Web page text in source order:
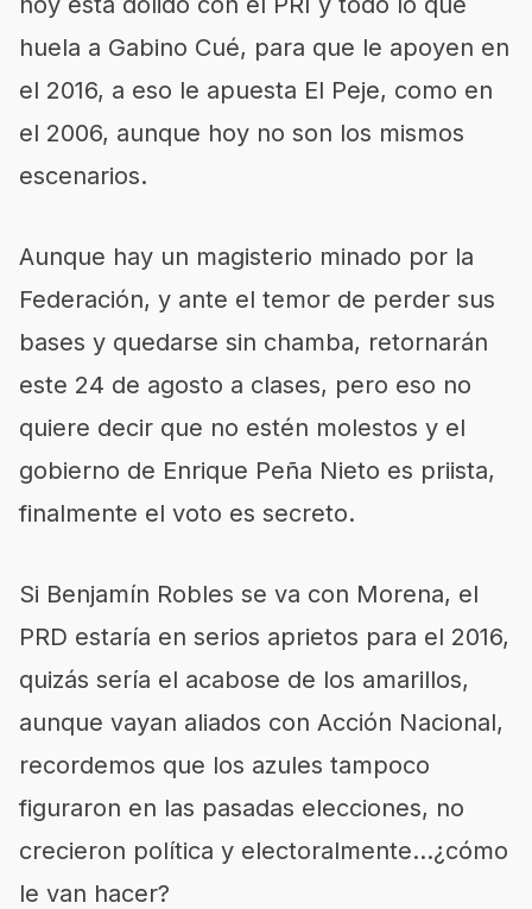
huela a Gabino Cué, para que le apoyen en
el 2016, a eso le apuesta El Peje, como en
el 2006, aunque hoy no son los mismos
escenarios.
Aunque hay un magisterio minado por la
Federación, y ante el temor de perder sus
bases y quedarse sin chamba, retornarán
este 24 de agosto a clases, pero eso no
quiere decir que no estén molestos y el
gobierno de Enrique Peña Nieto es priista,
finalmente el voto es secreto.
Si Benjamín Robles se va con Morena, el
PRD estaría en serios aprietos para el 2016,
quizás sería el acabose de los amarillos,
aunque vayan aliados con Acción Nacional,
recordemos que los azules tampoco
figuraron en las pasadas elecciones, no
crecieron política y electoralmente…¿cómo
le van hacer?